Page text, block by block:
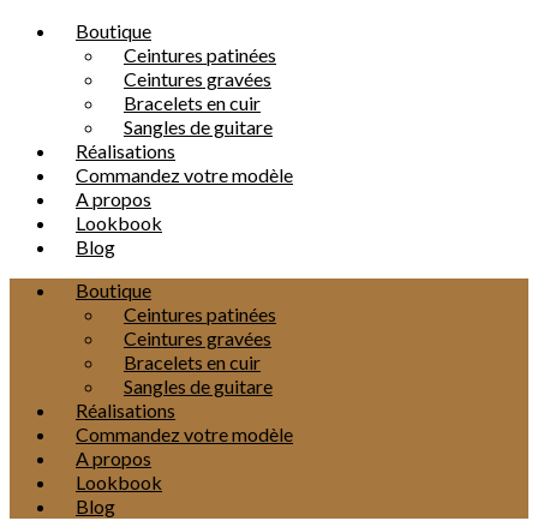
Boutique
Ceintures patinées
Ceintures gravées
Bracelets en cuir
Sangles de guitare
Réalisations
Commandez votre modèle
A propos
Lookbook
Blog
Boutique
Ceintures patinées
Ceintures gravées
Bracelets en cuir
Sangles de guitare
Réalisations
Commandez votre modèle
A propos
Lookbook
Blog